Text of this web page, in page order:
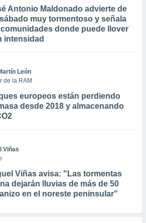
Antonio Maldonado advierte de
muy tormentoso y señala
comunidades donde puede llover
intensidad
León
de la RAM
europeos están perdiendo
desde 2018 y almacenando
Viñas
Viñas avisa: "Las tormentas
dejarán lluvias de más de 50
en el noreste peninsular"